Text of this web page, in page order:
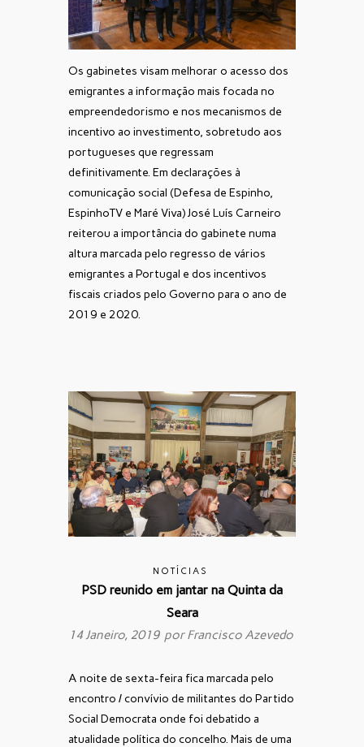
Os gabinetes visam melhorar o acesso dos
emigrantes a informação mais focada no
empreendedorismo e nos mecanismos de
incentivo ao investimento, sobretudo aos
portugueses que regressam
definitivamente. Em declarações à
comunicação social (Defesa de Espinho,
EspinhoTV e Maré Viva) José Luís Carneiro
reiterou a importância do gabinete numa
altura marcada pelo regresso de vários
emigrantes a Portugal e dos incentivos
fiscais criados pelo Governo para o ano de
2019 e 2020.
NOTÍCIAS
PSD reunido em jantar na Quinta da
Seara
14 Janeiro, 2019 porFrancisco Azevedo
A noite de sexta-feira fica marcada pelo
encontro / convívio de militantes do Partido
Social Democrata onde foi debatido a
atualidade política do concelho. Mais de uma